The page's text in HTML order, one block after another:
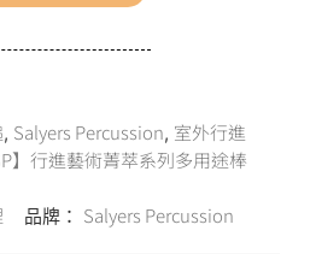
, Salyers Percussion, 室外行進
】行進藝術菁萃系列多用途棒
品牌： Salyers Percussion